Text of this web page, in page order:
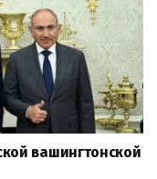
вашингтонской